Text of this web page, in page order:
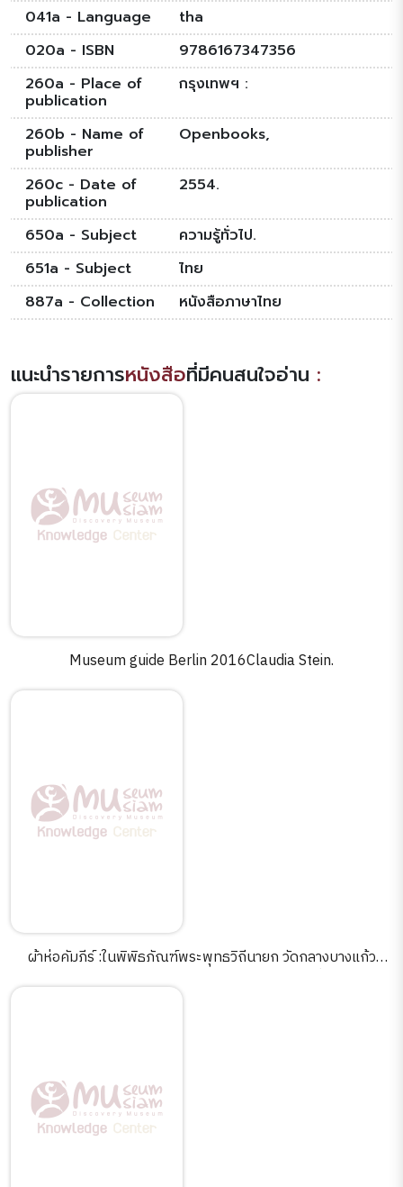
041a - Language
tha
020a - ISBN
9786167347356
260a - Place of
publication
กรุงเทพฯ :
260b - Name of
publisher
Openbooks,
260c - Date of
publication
2554.
650a - Subject
ความรู้ทั่วไป.
651a - Subject
ไทย
887a - Collection
หนังสือภาษาไทย
แนะนำรายการหนังสือที่มีคนสนใจอ่าน :
Museum guide Berlin 2016Claudia Stein.
ผ้าห่อคัมภีร์ :ในพิพิธภัณฑ์พระพุทธวิถีนายก วัดกลางบางแก้ว